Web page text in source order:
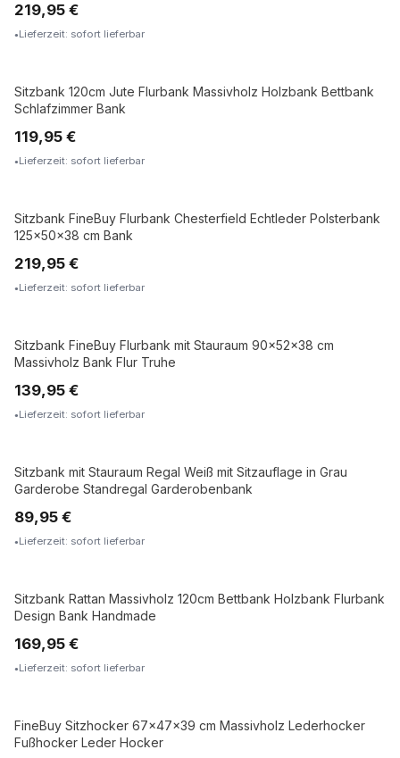
219,95 €
Lieferzeit: sofort lieferbar
MASSIVHOLZ
Sitzbank 120cm Jute Flurbank Massivholz Holzbank Bettbank
Schlafzimmer Bank
119,95 €
Lieferzeit: sofort lieferbar
ECHTLEDER
Sitzbank FineBuy Flurbank Chesterfield Echtleder Polsterbank
125x50x38 cm Bank
219,95 €
Lieferzeit: sofort lieferbar
MASSIVHOLZ
Sitzbank FineBuy Flurbank mit Stauraum 90x52x38 cm
Massivholz Bank Flur Truhe
139,95 €
Lieferzeit: sofort lieferbar
Sitzbank mit Stauraum Regal Weiß mit Sitzauflage in Grau
Garderobe Standregal Garderobenbank
89,95 €
Lieferzeit: sofort lieferbar
MASSIVHOLZ
Sitzbank Rattan Massivholz 120cm Bettbank Holzbank Flurbank
Design Bank Handmade
169,95 €
Lieferzeit: sofort lieferbar
MASSIVHOLZ
FineBuy Sitzhocker 67x47x39 cm Massivholz Lederhocker
Fußhocker Leder Hocker